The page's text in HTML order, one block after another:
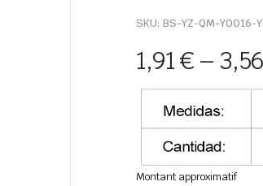
SKU: BS-YZ-QM-Y0016-
1,91€ –
Montant approximatif